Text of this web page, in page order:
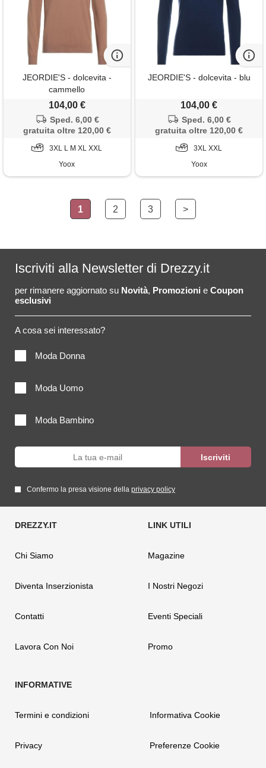
JEORDIE'S - dolcevita -
cammello
104,00 €
Sped. 6,00 €
gratuita oltre 120,00 €
3XL L M XL XXL
Yoox
JEORDIE'S - dolcevita - blu
104,00 €
Sped. 6,00 €
gratuita oltre 120,00 €
3XL XXL
Yoox
1 2 3 >
Iscriviti alla Newsletter di Drezzy.it
per rimanere aggiornato su Novità, Promozioni e Coupon
esclusivi
A cosa sei interessato?
Moda Donna
Moda Uomo
Moda Bambino
Confermo la presa visione della privacy policy
Chi Siamo
Diventa Inserzionista
Contatti
Lavora Con Noi
Magazine
I Nostri Negozi
Eventi Speciali
Promo
Termini e condizioni
Privacy
Informativa Cookie
Preferenze Cookie